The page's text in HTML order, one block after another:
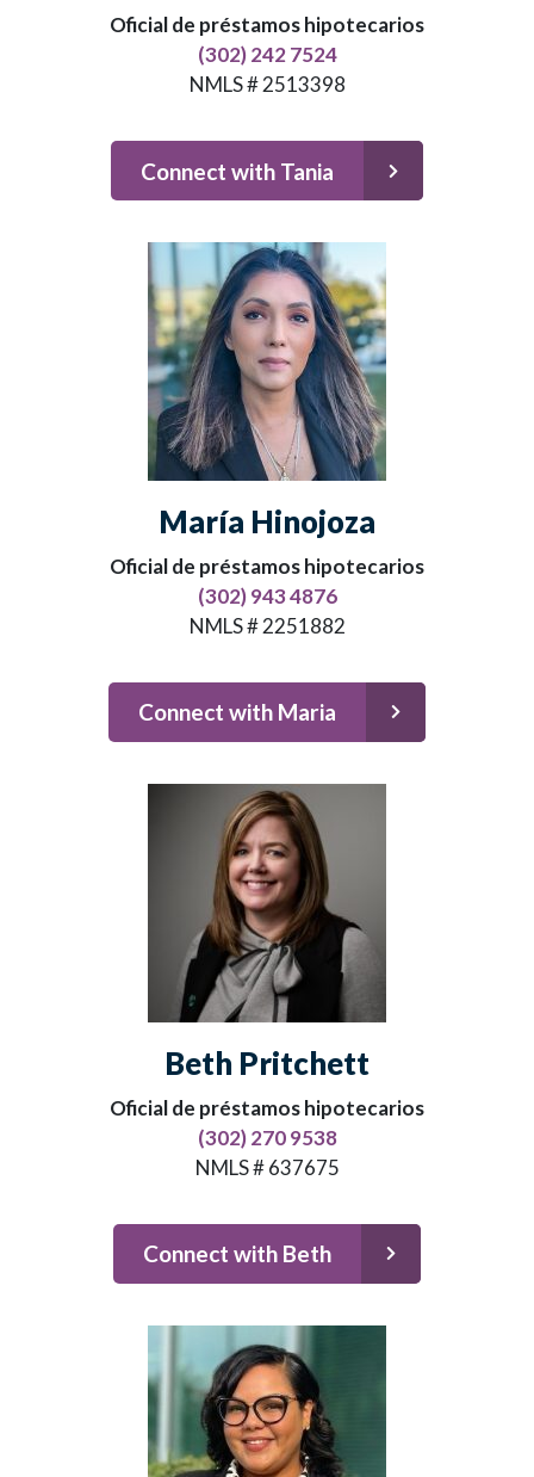
Oficial de préstamos hipotecarios
(302) 242 7524
NMLS # 2513398
Connect with Tania
María Hinojoza
Oficial de préstamos hipotecarios
(302) 943 4876
NMLS # 2251882
Connect with Maria
Beth Pritchett
Oficial de préstamos hipotecarios
(302) 270 9538
NMLS # 637675
Connect with Beth